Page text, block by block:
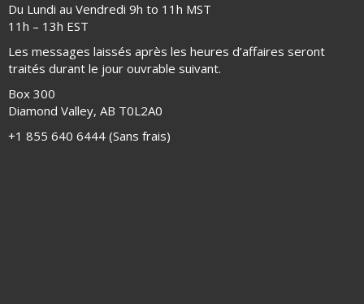
Du Lundi au Vendredi 9h to 11h MST
11h – 13h EST
Les messages laissés après les heures d’affaires seront
traités durant le jour ouvrable suivant.
Box 300
Diamond Valley, AB T0L2A0
+1 855 640 6444 (Sans frais)